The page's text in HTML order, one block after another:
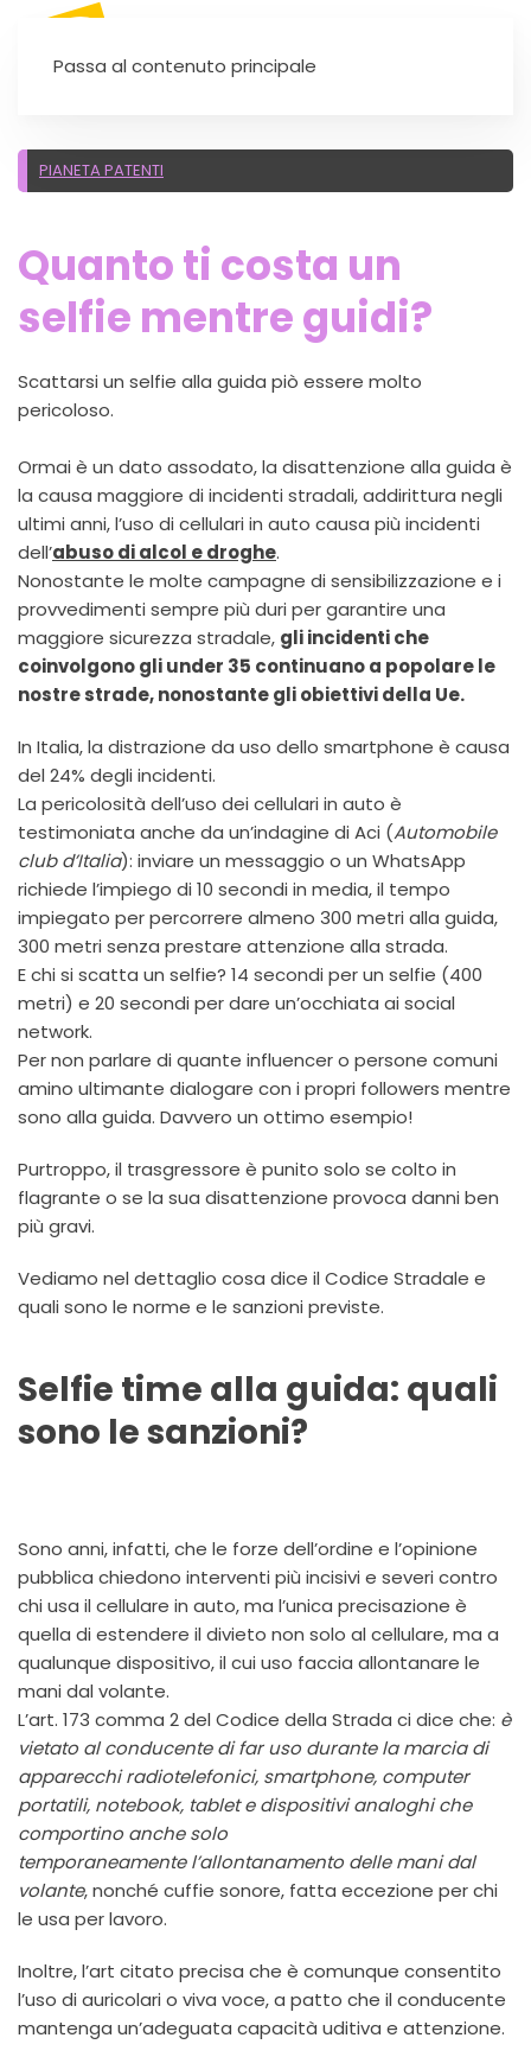
Passa al contenuto principale
PIANETA PATENTI
Quanto ti costa un
selfie mentre guidi?
Scattarsi un selfie alla guida piò essere molto
pericoloso.
Ormai è un dato assodato, la disattenzione alla guida è
la causa maggiore di incidenti stradali, addirittura negli
ultimi anni, l’uso di cellulari in auto causa più incidenti
dell’abuso di alcol e droghe.
Nonostante le molte campagne di sensibilizzazione e i
provvedimenti sempre più duri per garantire una
maggiore sicurezza stradale, gli incidenti che
coinvolgono gli under 35 continuano a popolare le
nostre strade, nonostante gli obiettivi della Ue.
In Italia, la distrazione da uso dello smartphone è causa
del 24% degli incidenti.
La pericolosità dell’uso dei cellulari in auto è
testimoniata anche da un’indagine di Aci (Automobile
club d’Italia): inviare un messaggio o un WhatsApp
richiede l’impiego di 10 secondi in media, il tempo
impiegato per percorrere almeno 300 metri alla guida,
300 metri senza prestare attenzione alla strada.
E chi si scatta un selfie? 14 secondi per un selfie (400
metri) e 20 secondi per dare un’occhiata ai social
network.
Per non parlare di quante influencer o persone comuni
amino ultimante dialogare con i propri followers mentre
sono alla guida. Davvero un ottimo esempio!
Purtroppo, il trasgressore è punito solo se colto in
flagrante o se la sua disattenzione provoca danni ben
più gravi.
Vediamo nel dettaglio cosa dice il Codice Stradale e
quali sono le norme e le sanzioni previste.
Selfie time alla guida: quali
sono le sanzioni?
Sono anni, infatti, che le forze dell’ordine e l’opinione
pubblica chiedono interventi più incisivi e severi contro
chi usa il cellulare in auto, ma l’unica precisazione è
quella di estendere il divieto non solo al cellulare, ma a
qualunque dispositivo, il cui uso faccia allontanare le
mani dal volante.
L’art. 173 comma 2 del Codice della Strada ci dice che: è
vietato al conducente di far uso durante la marcia di
apparecchi radiotelefonici, smartphone, computer
portatili, notebook, tablet e dispositivi analoghi che
comportino anche solo
temporaneamente l’allontanamento delle mani dal
volante, nonché cuffie sonore, fatta eccezione per chi
le usa per lavoro.
Inoltre, l’art citato precisa che è comunque consentito
l’uso di auricolari o viva voce, a patto che il conducente
mantenga un’adeguata capacità uditiva e attenzione.